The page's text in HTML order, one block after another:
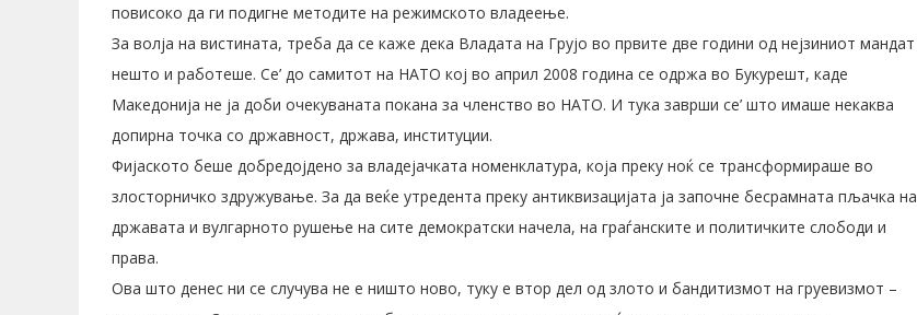
повисоко да ги подигне методите на режимското владеење.
За волја на вистината, треба да се каже дека Владата на Грујо во првите две години од нејзиниот мандат
нешто и работеше. Се’ до самитот на НАТО кој во април 2008 година се одржа во Букурешт, каде
Македонија не ја доби очекуваната покана за членство во НАТО. И тука заврши се’ што имаше некаква
допирна точка со државност, држава, институции.
Фијаското беше добредојдено за владејачката номенклатура, која преку ноќ се трансформираше во
злосторничко здружување. За да веќе утредента преку антиквизацијата ја започне бесрамната пљачка на
државата и вулгарното рушење на сите демократски начела, на граѓанските и политичките слободи и
права.
Ова што денес ни се случува не е ништо ново, туку е втор дел од злото и бандитизмот на груевизмот –